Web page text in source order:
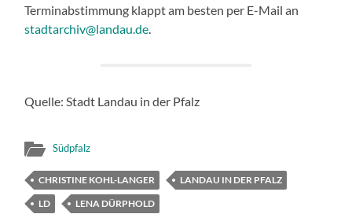
Terminabstimmung klappt am besten per E-Mail an
stadtarchiv@landau.de.
Quelle: Stadt Landau in der Pfalz
Südpfalz
CHRISTINE KOHL-LANGER
LANDAU IN DER PFALZ
LD
LENA DÜRPHOLD